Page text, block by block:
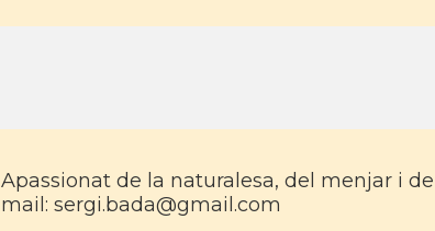
Apassionat de la naturalesa, del menjar i
mail: sergi.bada@gmail.com